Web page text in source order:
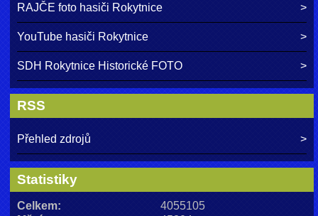
RAJČE foto hasiči Rokytnice
YouTube hasiči Rokytnice
SDH Rokytnice Historické FOTO
RSS
Přehled zdrojů
Statistiky
Celkem:
4055105